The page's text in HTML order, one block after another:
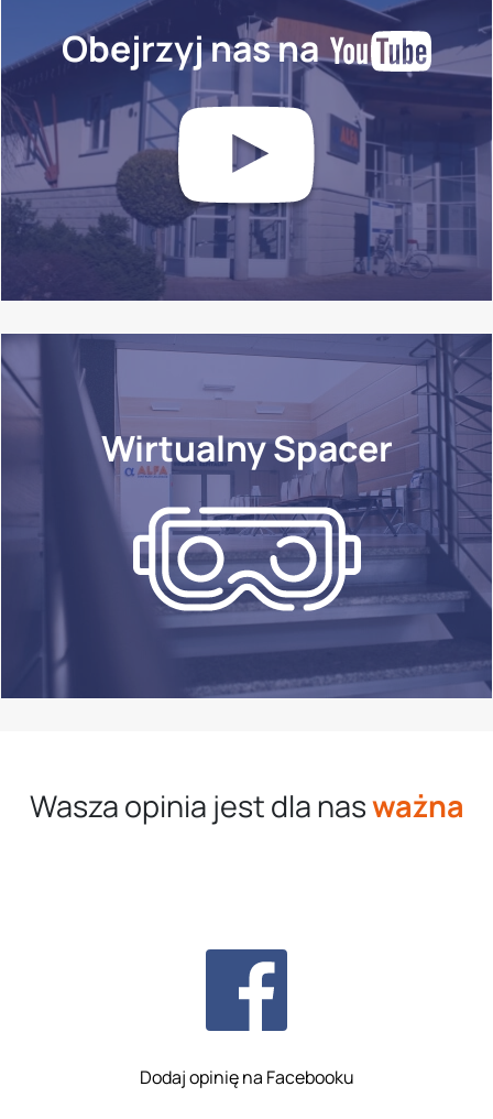
Obejrzyj nas na
Wirtualny Spacer
Wasza opinia jest dla nasważna
Dodaj opinię na Facebooku